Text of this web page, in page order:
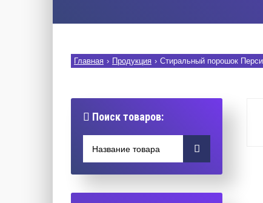
Главная › Продукция › Стиральный порошок
Поиск товаров: